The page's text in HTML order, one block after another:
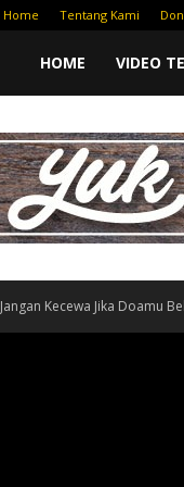
Home Tentang Kami
Yufid
|
HOME VIDEO
Jangan Kecewa Jika Doamu